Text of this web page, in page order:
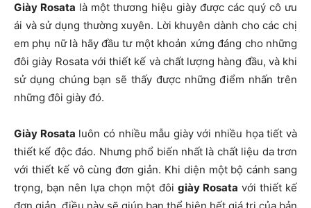
Giày Rosata là một thương hiệu giày được các quý cô ưu
ái và sử dụng thường xuyên. Lời khuyên dành cho các chị
em phụ nữ là hãy đầu tư một khoản xứng đáng cho những
đôi giày Rosata với thiết kế và chất lượng hàng đầu, và khi
sử dụng chúng bạn sẽ thấy được những điểm nhấn trên
những đôi giày đó.
Giày Rosata luôn có nhiều mẫu giày với nhiều họa tiết và
thiết kế độc đáo. Nhưng phổ biến nhất là chất liệu da trơn
với thiết kế vô cùng đơn giản. Khi diện một bộ cánh sang
trọng, bạn nên lựa chọn một đôi giày Rosata với thiết kế